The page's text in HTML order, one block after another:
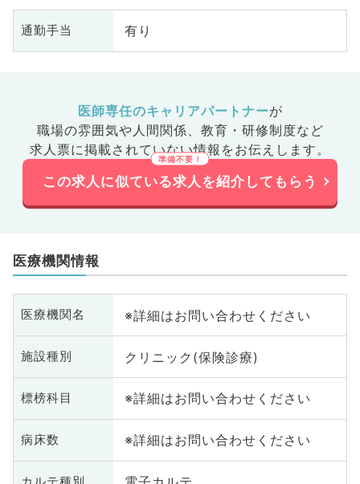
通勤手当 有り
医師専任のキャリアパートナーが
職場の雰囲気や人間関係、 教育・研修制度など
求人票に掲載されていない情報をお伝えします。
この求人に似ている求人を紹介してもらう
医療機関情報
医療機関名 ※詳細はお問い合わせください
施設種別 クリニック(保険診療)
標榜科目 ※詳細はお問い合わせください
病床数 ※詳細はお問い合わせください